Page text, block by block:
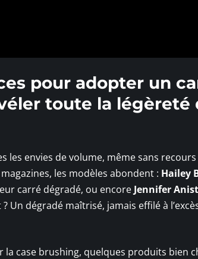
pour adopter un
toute la légèreté
les envies de volume, même sans
les modèles abondent : Hailey
carré dégradé, ou encore Jennifer
Un dégradé maîtrisé, jamais effilé à
case brushing, quelques produits bien